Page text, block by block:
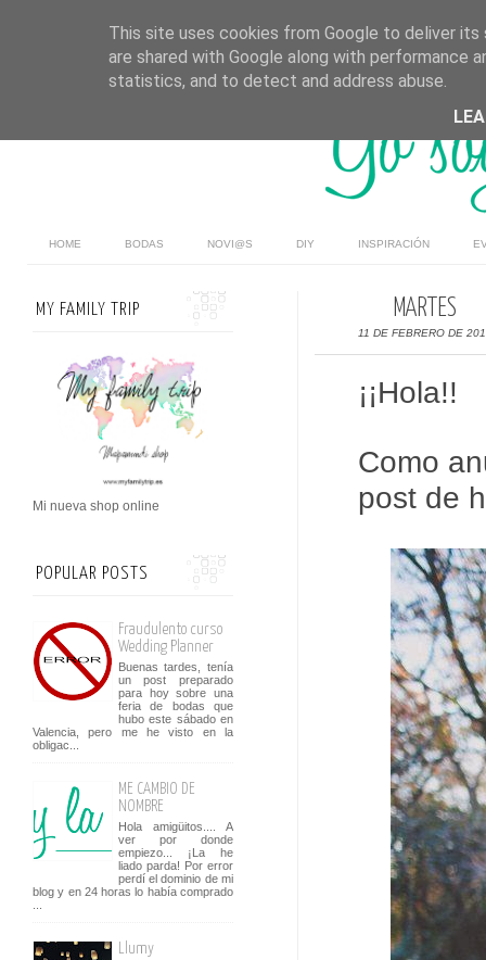
HOME BODAS NOVI@S DIY INSPIRACIÓN
MARTES
11 DE FEBRERO DE
¡¡Hola!!
Como
post de
MY FAMILY TRIP
Mi nueva shop online
POPULAR POSTS
Fraudulento curso
Wedding Planner
Buenas tardes, tenía
un post preparado
para hoy sobre una
feria de bodas que
hubo este sábado en
Valencia, pero me he visto en la
obligac...
ME CAMBIO DE
NOMBRE
Hola amigüitos.... A
ver por donde
empiezo... ¡La he
liado parda! Por error
perdí el dominio de mi
blog y en 24 horas lo había comprado
Llumy
This site uses cookies from Google to deliver
are shared with Google along with performance
statistics, and to detect and address abuse.